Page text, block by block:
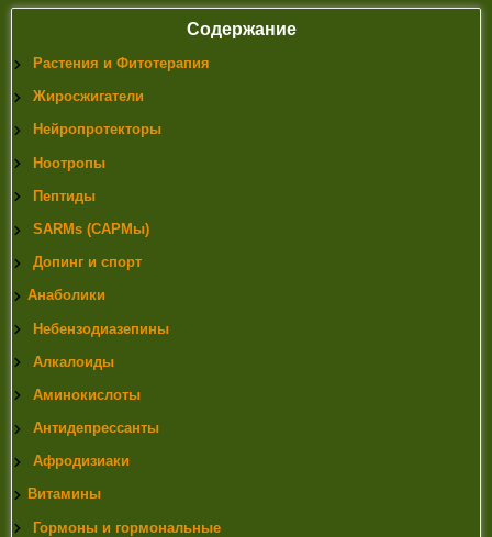
Содержание
Растения и Фитотерапия
Жиросжигатели
Нейропротекторы
Ноотропы
Пептиды
SARMs (САРМы)
Допинг и спорт
Анаболики
Небензодиазепины
Алкалоиды
Аминокислоты
Антидепрессанты
Афродизиаки
Витамины
Гормоны и гормональные